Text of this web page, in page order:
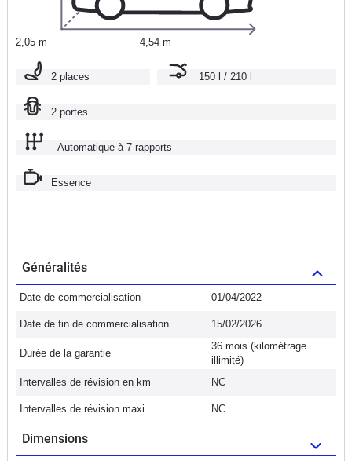
2,05 m 4,54 m
2 places 150 l / 210 l
2 portes
Automatique à 7 rapports
Essence
Généralités
Date de commercialisation 01/04/2022
Date de fin de commercialisation 15/02/2026
Durée de la garantie
36 mois (kilométrage
illimité)
Intervalles de révision en km
NC
Intervalles de révision maxi NC
Dimensions